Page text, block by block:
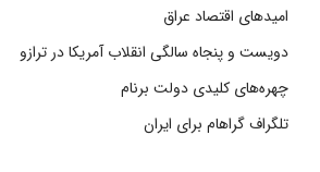
امیدهای اقتصاد عراق
دویست و پنجاه سالگی انقلاب آمریکا در ترازو
چهره‌های کلیدی دولت برنام
تلگراف گراهام برای ایران